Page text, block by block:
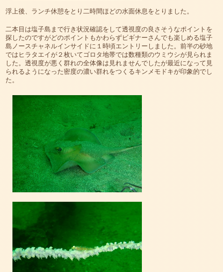
浮上後、ランチ休憩をとり二時間ほどの水面休息をとりました。
二本目は塩子島まで行き状況確認をして透視度の良さそうなポイントを
探したのですがどのポイントもかわらずビギナーさんでも楽しめる塩子
島ノースチャネルインサイドに１時頃エントリーしました。前半の砂地
ではヒラタエイが２枚いてゴロタ地帯では数種類のウミウシが見られま
した。透視度が悪く群れの全体像は見れませんでしたが最近になって見
られるようになった密度の濃い群れをつくるキンメモドキが印象的でし
た。